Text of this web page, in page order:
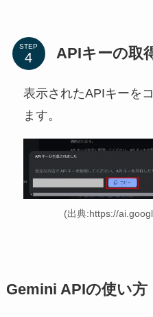
STEP APIキーの取
表示されたAPIキーを
ます。
(出典:https://
Gemini APIの使い方